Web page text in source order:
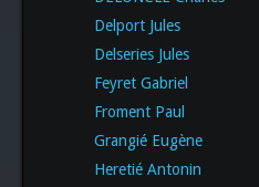
Delport Jules
Delseries Jules
Feyret Gabriel
Froment Paul
Grangié Eugène
Heretié Antonin